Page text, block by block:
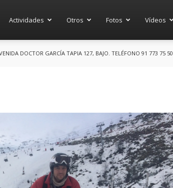
Actividades Otros Fotos Vídeos
DOCTOR GARCÍA TAPIA 127, BAJO. TELÉFONO 91 773 75 50